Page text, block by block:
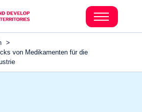
>
von Medikamenten für die